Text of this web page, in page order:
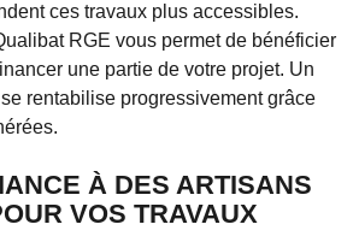
ces travaux plus accessibles.
RGE vous permet de bénéficier
une partie de votre projet. Un
rentabilise progressivement grâce
À DES ARTISANS
VOS TRAVAUX